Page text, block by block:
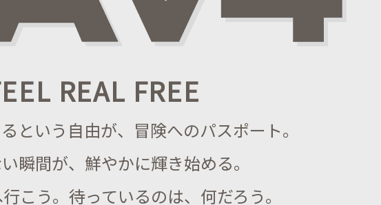
REAL FREE
という自由が、冒険へのパスポート。
瞬間が、鮮やかに輝き始める。
こう。待っているのは、何だろう。